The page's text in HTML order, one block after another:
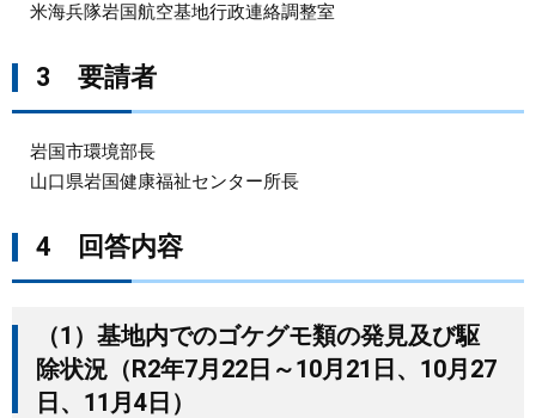
米海兵隊岩国航空基地行政連絡調整室
3 要請者
岩国市環境部長
山口県岩国健康福祉センター所長
4 回答内容
（1）基地内でのゴケグモ類の発見及び駆
除状況（R2年7月22日～10月21日、10月27
日、11月4日）